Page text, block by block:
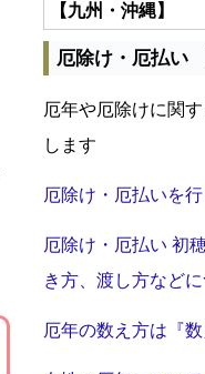
【九州・沖縄】
厄除け・厄払い
厄年や厄除けに関
します
厄除け・厄払いを
厄除け・厄払い 初
き方、渡し方など
厄年の数え方は『